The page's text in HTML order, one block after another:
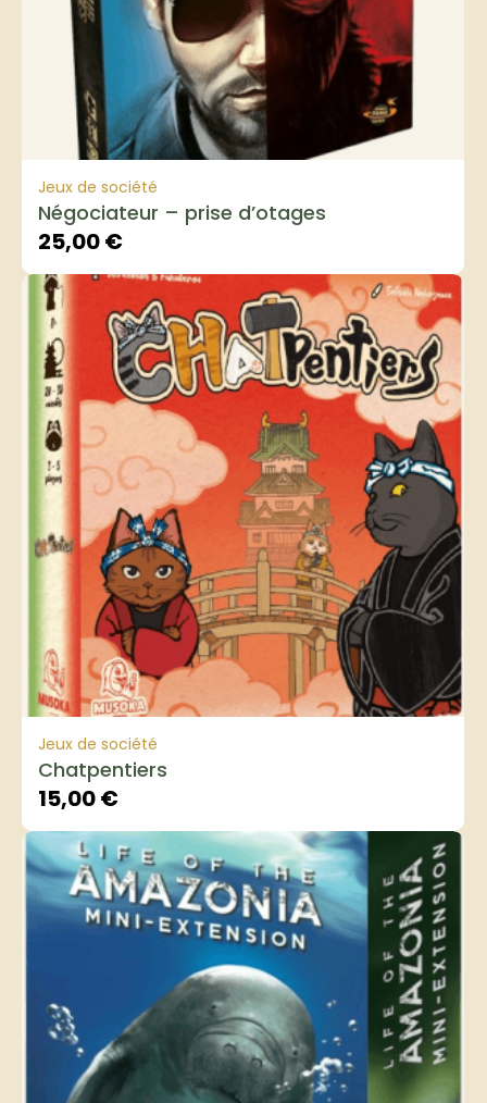
Jeux de société
Négociateur – prise d’otages
25,00€
Jeux de société
Chatpentiers
15,00€